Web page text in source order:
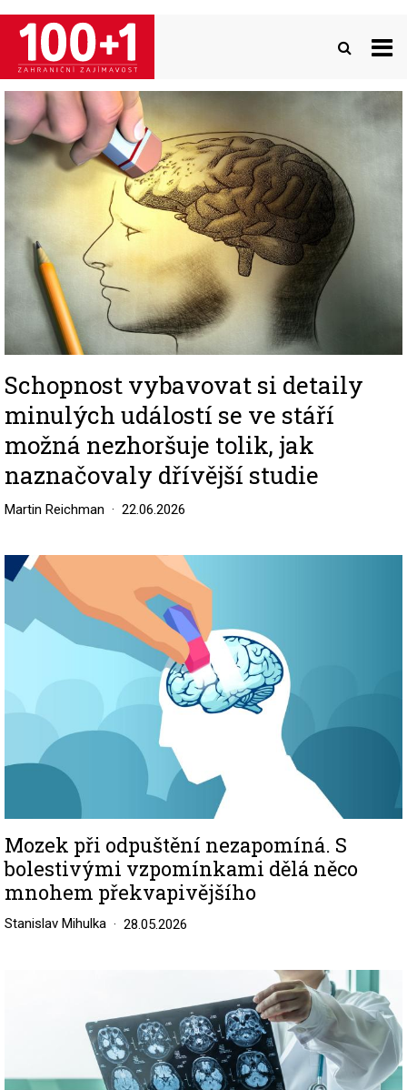
Přejít
hlavnímu
obsahu
Schopnost vybavovat si detaily
minulých událostí se ve stáří
možná nezhoršuje tolik, jak
naznačovaly dřívější studie
Martin Reichman 22.06.2026
Image
Mozek při odpuštění nezapomíná. S
bolestivými vzpomínkami dělá něco
mnohem překvapivějšího
Stanislav Mihulka 28.05.2026